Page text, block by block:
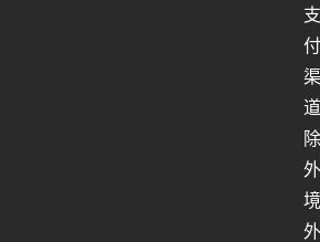
支
付
渠
道
除
外
境
外